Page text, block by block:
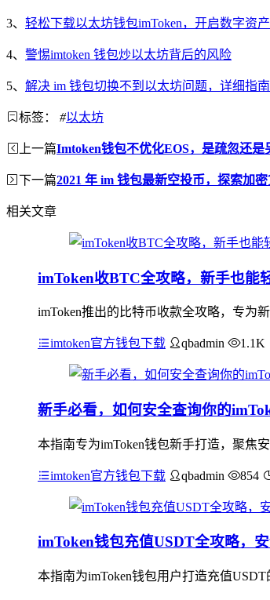
3、 轻松下载以太坊钱包imToken，开启数字资
4、 警惕imtoken 钱包炒以太坊背后的风险
5、 解决 im 钱包切换不到以太坊问题，详细指南
标签： #以太坊
上一篇Imtoken钱包不优化EOS，是疏忽还是
下一篇2021 年 im 钱包最新空投币，探索加
相关文章
imToken收BTC全攻略，新手也能
imToken推出的比特币收款全攻略，专为
imtoken官方钱包下载 qbadmin 1.1K
新手必看，如何安全查询你的
本指南专为imToken钱包新手打造，聚焦
imtoken官方钱包下载 qbadmin 854
imToken钱包充值USDT全攻略，
本指南为imToken钱包用户打造充值